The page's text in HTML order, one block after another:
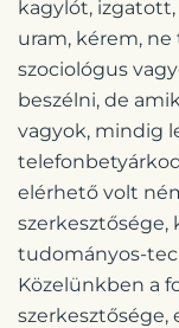
kagylót,
uram, kérem,
szociológus
beszélni, de
vagyok, mindig
elérhető volt
szerkesztősége,
tudományos-
Közelünkben a